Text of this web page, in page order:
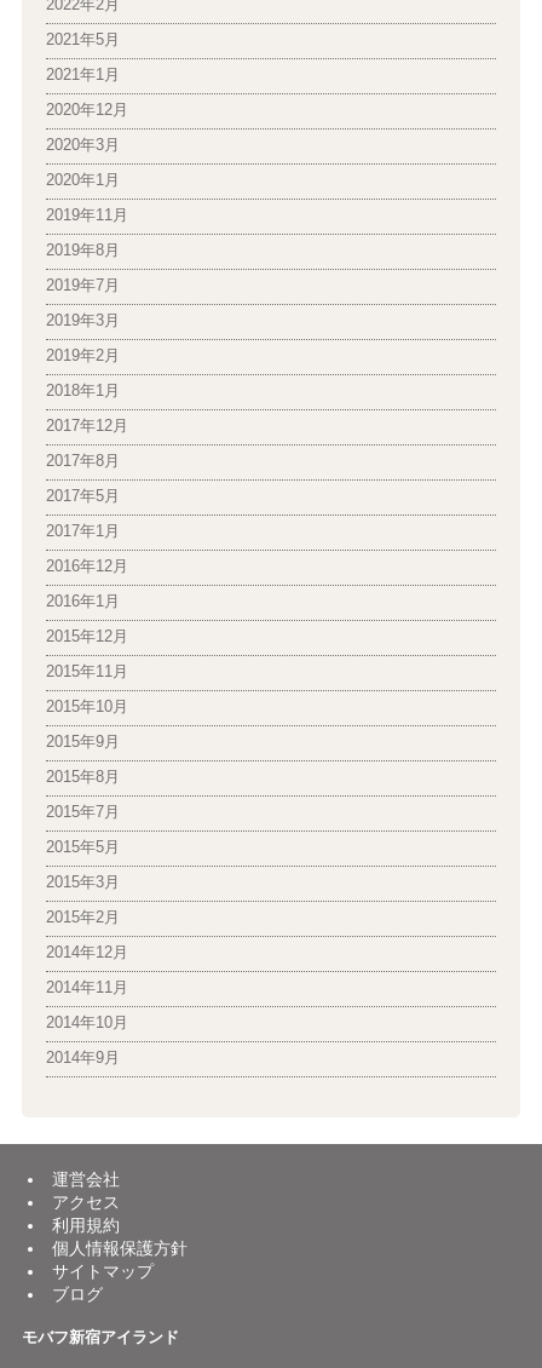
2022年2月
2021年5月
2021年1月
2020年12月
2020年3月
2020年1月
2019年11月
2019年8月
2019年7月
2019年3月
2019年2月
2018年1月
2017年12月
2017年8月
2017年5月
2017年1月
2016年12月
2016年1月
2015年12月
2015年11月
2015年10月
2015年9月
2015年8月
2015年7月
2015年5月
2015年3月
2015年2月
2014年12月
2014年11月
2014年10月
2014年9月
運営会社
アクセス
利用規約
個人情報保護方針
サイトマップ
ブログ
モバフ新宿アイランド